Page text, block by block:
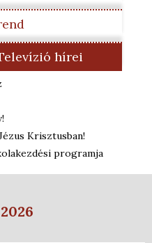
hírei
Krisztusban!
programja